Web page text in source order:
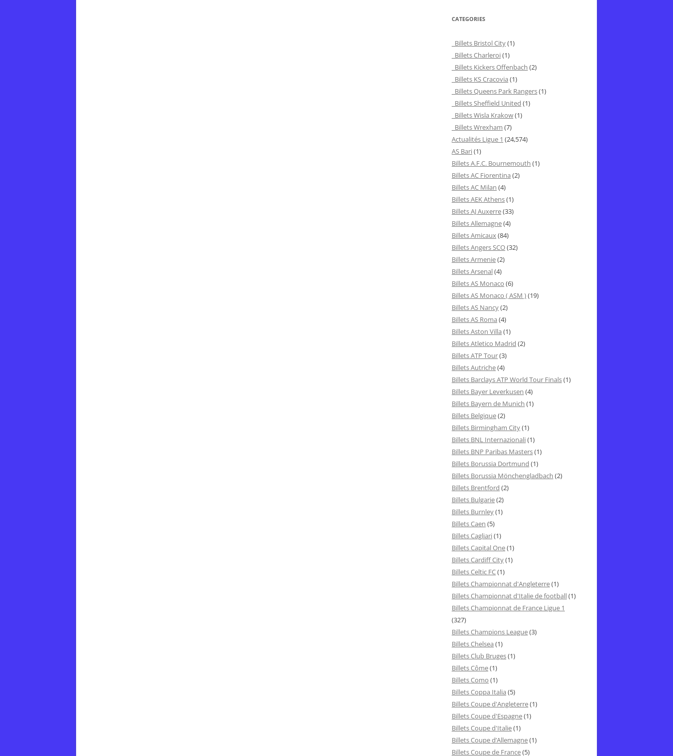
CATEGORIES
Billets Bristol City(1)
Billets Charleroi(1)
Billets Kickers Offenbach (2)
Billets KS Cracovia (1)
Billets Queens Park Rangers(1)
Billets Sheffield United (1)
Billets Wisla Krakow(1)
Billets Wrexham (7)
Actualités Ligue 1 (24,574)
AS Bari(1)
Billets A.F.C. Bournemouth (1)
Billets AC Fiorentina (2)
Billets AC Milan (4)
Billets AEK Athens(1)
Billets AJ Auxerre(33)
Billets Allemagne(4)
Billets Amicaux(84)
Billets Angers SCO(32)
Billets Armenie(2)
Billets Arsenal(4)
Billets AS Monaco (6)
Billets AS Monaco ( ASM )(19)
Billets AS Nancy(2)
Billets AS Roma (4)
Billets Aston Villa (1)
Billets Atletico Madrid (2)
Billets ATP Tour(3)
Billets Autriche(4)
Billets Barclays ATP World Tour Finals(1)
Billets Bayer Leverkusen (4)
Billets Bayern de Munich (1)
Billets Belgique(2)
Billets Birmingham City(1)
Billets BNL Internazionali(1)
Billets BNP Paribas Masters(1)
Billets Borussia Dortmund (1)
Billets Borussia Mönchengladbach (2)
Billets Brentford (2)
Billets Bulgarie(2)
Billets Burnley(1)
Billets Caen (5)
Billets Cagliari(1)
Billets Capital One(1)
Billets Cardiff City(1)
Billets Celtic FC(1)
Billets Championnat d'Angleterre(1)
Billets Championnat d'Italie de football(1)
Billets Championnat de France Ligue 1
(327)
Billets Champions League(3)
Billets Chelsea (1)
Billets Club Bruges(1)
Billets Côme(1)
Billets Como (1)
Billets Coppa Italia (5)
Billets Coupe d'Angleterre(1)
Billets Coupe d'Espagne(1)
Billets Coupe d'Italie(1)
Billets Coupe d’Allemagne(1)
Billets Coupe de France(5)